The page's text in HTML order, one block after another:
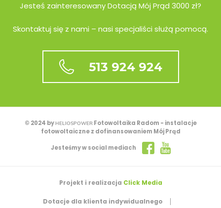
Jesteś zainteresowany Dotacją Mój Prąd 3000 zł?
Skontaktuj się z nami – nasi specjaliści służą pomocą.
513 924 924
© 2024 byHELIOSPOWERFotowoltaika Radom - instalacje
fotowoltaiczne z dofinansowaniem Mój Prąd
Jesteśmy w social mediach
Projekt i realizacja Click Media
Dotacje dla klienta indywidualnego